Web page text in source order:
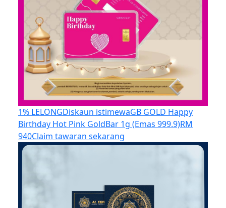
1% LELONGDiskaun istimewaGB GOLD Happy
Birthday Hot Pink GoldBar 1g (Emas 999.9)RM
940Claim tawaran sekarang